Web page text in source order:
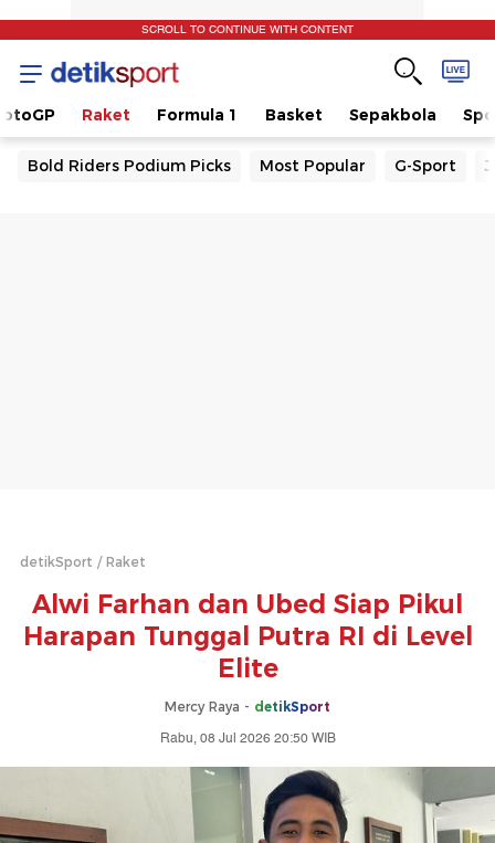
SCROLL TO CONTINUE WITH CONTENT
Raket Formula 1 Basket Sepakbola
Bold Riders Podium Picks Most Popular G-Sport
detikSport Raket
Alwi Farhan dan Ubed Siap Pikul
Harapan Tunggal Putra RI di Level
Elite
Mercy Raya - detikSport
Rabu, 08 Jul 2026 20:50 WIB